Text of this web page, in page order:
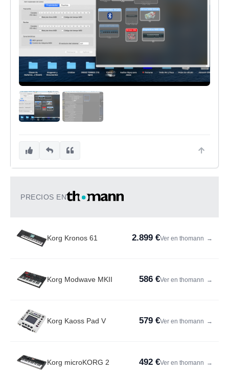
PRECIOS EN
Korg Kronos 61 2.899 €Ver en thomann →
Korg Modwave MKII 586 €Ver en thomann →
Korg Kaoss Pad V 579 €Ver en thomann →
Korg microKORG 2 492 €Ver en thomann →